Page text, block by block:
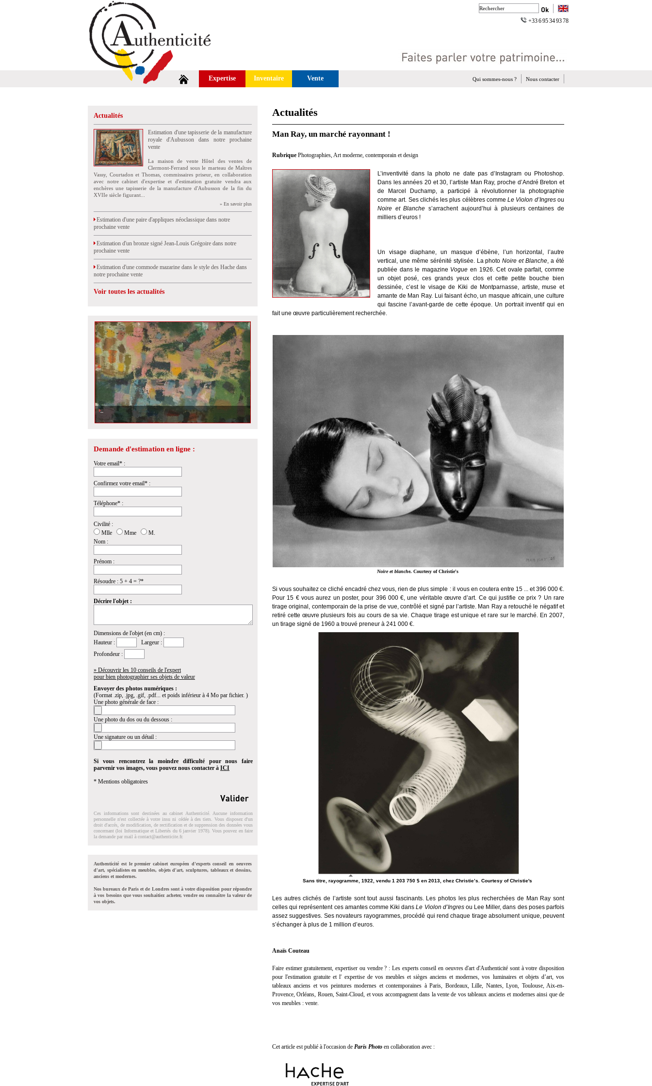
+33 6 95 34 93 78
Expertise Inventaire Vente Nous contacter
Qui sommes-nous ?
Actualités
Estimation d'une tapisserie de la manufacture
royale d'Aubusson dans notre prochaine
vente
La maison de vente Hôtel des ventes de
Clermont-Ferrand sous le marteau de Maîtres
Vassy, Courtadon et Thomas, commissaires priseur, en collaboration
avec notre cabinet d'expertise et d'estimation gratuite vendra aux
enchères une tapisserie de la manufacture d'Aubusson de la fin du
XVIIe siècle figurant...
» En savoir plus
Estimation d'une paire d'appliques néoclassique dans notre
prochaine vente
Estimation d'un bronze signé Jean-Louis Grégoire dans notre
prochaine vente
Estimation d'une commode mazarine dans le style des Hache dans
notre prochaine vente
Voir toutes les actualités
Estimation d\'une toile de Camille Bryen, vendue
Demande d'estimation en ligne :
Votre email* :
Confirmez votre email* :
Téléphone* :
Civilité :
Mlle
Mme
M.
Nom :
Prénom :
Résoudre : 5 + 4 = ?*
Décrire l'objet :
Dimensions de l'objet (en cm) :
Hauteur :
Largeur :
Profondeur :
» Découvrir les 10 conseils de l'expert
pour bien photographier ses objets de valeur
Envoyer des photos numériques :
(Format .zip, .jpg, .gif, .pdf... et poids inférieur à 4 Mo par fichier. )
Une photo générale de face :
Une photo du dos ou du dessous :
Une signature ou un détail :
Si vous rencontrez la moindre difficulté pour nous faire
parvenir vos images, vous pouvez nous contacter à ICI
* Mentions obligatoires
Ces informations sont destinées au cabinet Authenticité. Aucune information
personnelle n'est collectée à votre insu ni cédée à des tiers. Vous disposez d'un
droit d'accés, de modification, de rectification et de suppression des données vous
concernant (loi Informatique et Libertés du 6 janvier 1978). Vous pouvez en faire
la demande par mail à contact@authenticite.fr.
Authenticité est le premier cabinet européen d'experts conseil en oeuvres
d'art, spécialistes en meubles, objets d'art, sculptures, tableaux et dessins,
anciens et modernes.
Nos bureaux de Paris et de Londres sont à votre disposition pour répondre
à vos besoins que vous souhaitiez acheter, vendre ou connaître la valeur de
vos objets.
Actualités
Man Ray, un marché rayonnant !
Rubrique Photographies,Art moderne, contemporain et design
L’inventivité dans la photo ne date pas d’Instagram ou Photoshop.
Dans les années 20 et 30, l’artiste Man Ray, proche d’André Breton et
de Marcel Duchamp, a participé à révolutionner la photographie
comme art. Ses clichés les plus célèbres commeLe Violon d’Ingresou
Noire et Blanche s’arrachent aujourd’hui à plusieurs centaines de
milliers d’euros !
Un visage diaphane, un masque d’ébène, l’un horizontal, l’autre
vertical, une même sérénité stylisée. La photoNoire et Blanche, a été
publiée dans le magazine Vogue en 1926. Cet ovale parfait, comme
un objet posé, ces grands yeux clos et cette petite bouche bien
dessinée, c’est le visage de Kiki de Montparnasse, artiste, muse et
amante de Man Ray. Lui faisant écho, un masque africain, une culture
qui fascine l’avant-garde de cette époque. Un portrait inventif qui en
fait une œuvre particulièrement recherchée.
Noire et blanche. Courtesy of Christie's
Si vous souhaitez ce cliché encadré chez vous, rien de plus simple : il vous en coutera entre 15 ... et 396 000 €.
Pour 15 € vous aurez un poster, pour 396 000 €, une véritable œuvre d’art. Ce qui justifie ce prix ? Un rare
tirage original, contemporain de la prise de vue, contrôlé et signé par l’artiste. Man Ray a retouché le négatif et
retiré cette œuvre plusieurs fois au cours de sa vie. Chaque tirage est unique et rare sur le marché. En 2007,
un tirage signé de 1960 a trouvé preneur à 241 000 €.
Sans titre, rayogramme, 1922, vendu 1 203 750 $ en 2013, chez Christie’s. Courtesy of Christie's
Les autres clichés de l’artiste sont tout aussi fascinants. Les photos les plus recherchées de Man Ray sont
celles qui représentent ces amantes comme Kiki dansLe Violon d’Ingresou Lee Miller, dans des poses parfois
assez suggestives. Ses novateurs rayogrammes, procédé qui rend chaque tirage absolument unique, peuvent
s’échanger à plus de 1 million d’euros.
Anaïs Couteau
Faire estimer gratuitement, expertiser ou vendre ? : Les experts conseil en oeuvres d'art d'Authenticité sont à votre disposition
pour l'estimation gratuiteet l' expertisede vos meubles et sièges anciens et modernes, vos luminaires et objets d’art, vos
tableaux anciens et vos peintures modernes et contemporaines à Paris, Bordeaux, Lille, Nantes, Lyon, Toulouse, Aix-en-
Provence, Orléans, Rouen, Saint-Cloud, et vous accompagnent dans la vente de vos tableaux anciens et modernes ainsi que de
vos meubles : vente.
Cet article est publié à l'occasion de Paris Photo en collaboration avec :